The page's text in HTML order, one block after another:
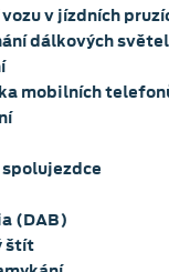
v jízdních
dálkových světel
mobilních
(DAB)
štít